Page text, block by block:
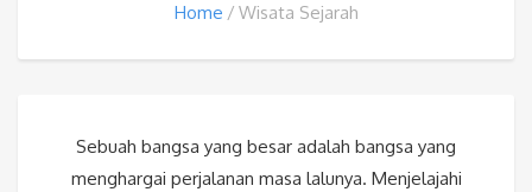
Home Wisata Sejarah
Sebuah bangsa yang besar adalah bangsa yang
menghargai perjalanan masa lalunya. Menjelajahi